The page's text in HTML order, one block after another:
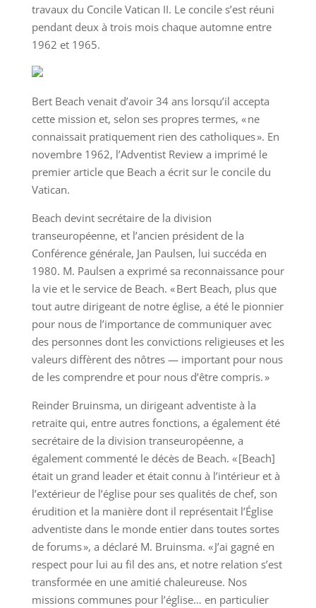
travaux du Concile Vatican II. Le concile s’est réuni
pendant deux à trois mois chaque automne entre
1962 et 1965.
Bert Beach venait d’avoir 34 ans lorsqu’il accepta
cette mission et, selon ses propres termes, « ne
connaissait pratiquement rien des catholiques ». En
novembre 1962, l’Adventist Review a imprimé le
premier article que Beach a écrit sur le concile du
Vatican.
Beach devint secrétaire de la division
transeuropéenne, et l’ancien président de la
Conférence générale, Jan Paulsen, lui succéda en
1980. M. Paulsen a exprimé sa reconnaissance pour
la vie et le service de Beach. « Bert Beach, plus que
tout autre dirigeant de notre église, a été le pionnier
pour nous de l’importance de communiquer avec
des personnes dont les convictions religieuses et les
valeurs diffèrent des nôtres — important pour nous
de les comprendre et pour nous d’être compris. »
Reinder Bruinsma, un dirigeant adventiste à la
retraite qui, entre autres fonctions, a également été
secrétaire de la division transeuropéenne, a
également commenté le décès de Beach. « [Beach]
était un grand leader et était connu à l’intérieur et à
l’extérieur de l’église pour ses qualités de chef, son
érudition et la manière dont il représentait l’Église
adventiste dans le monde entier dans toutes sortes
de forums », a déclaré M. Bruinsma. « J’ai gagné en
respect pour lui au fil des ans, et notre relation s’est
transformée en une amitié chaleureuse. Nos
missions communes pour l’église… en particulier